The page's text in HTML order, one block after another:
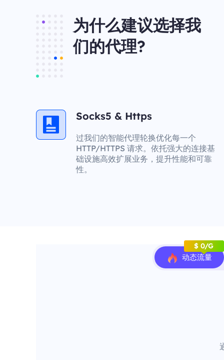
为什么建议选择我
们的代理?
Socks5 & Https
过我们的智能代理轮换优化每一个
HTTP/HTTPS 请求。依托强大的连接基
础设施高效扩展业务，提升性能和可靠
性。
动态流量
$ 0/G